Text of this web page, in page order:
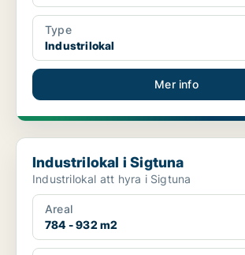
Type
Industrilokal
Mer info
Industrilokal i Sigtuna
Industrilokal i Sigtuna
Industrilokal att hyra i Sigtuna
Areal
784 - 932 m2